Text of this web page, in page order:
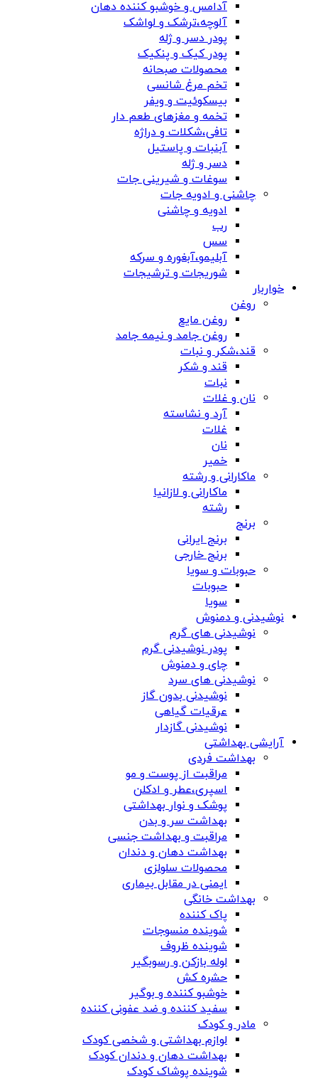
آدامس و خوشبو کننده دهان
آلوچه،ترشک و لواشک
پودر دسر و ژله
پودر کیک و پنکیک
محصولات صبحانه
تخم مرغ شانسی
بیسکوئیت و ویفر
تخمه و مغزهای طعم دار
تافی،شکلات و دراژه
آبنبات و پاستیل
دسر و ژله
سوغات و شیرینی جات
چاشنی و ادویه جات
ادویه و چاشنی
رب
سس
آبلیمو،آبغوره و سرکه
شوریجات و ترشیجات
خواربار
روغن
روغن مایع
روغن جامد و نیمه جامد
قند،شکر و نبات
قند و شکر
نبات
نان و غلات
آرد و نشاسته
غلات
نان
خمیر
ماکارانی و رشته
ماکارانی و لازانیا
رشته
برنج
برنج ایرانی
برنج خارجی
حبوبات و سویا
حبوبات
سویا
نوشیدنی و دمنوش
نوشیدنی های گرم
پودر نوشیدنی گرم
چای و دمنوش
نوشیدنی های سرد
نوشیدنی بدون گاز
عرقیات گیاهی
نوشیدنی گازدار
آرایشی بهداشتی
بهداشت فردی
مراقبت از پوست و مو
اسپری،عطر و ادکلن
پوشک و نوار بهداشتی
بهداشت سر و بدن
مراقبت و بهداشت جنسی
بهداشت دهان و دندان
محصولات سلولزی
ایمنی در مقابل بیماری
بهداشت خانگی
پاک کننده
شوینده منسوجات
شوینده ظروف
لوله بازکن و رسوبگیر
حشره کش
خوشبو کننده و بوگیر
سفید کننده و ضد عفونی کننده
مادر و کودک
لوازم بهداشتی و شخصی کودک
بهداشت دهان و دندان کودک
شوینده پوشاک کودک